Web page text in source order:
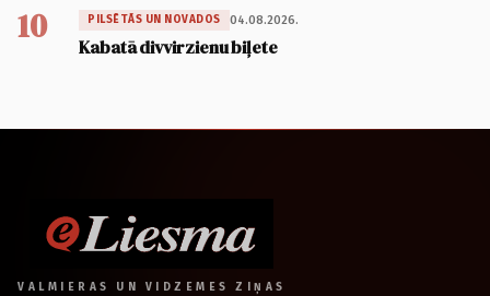
10 PILSĒTĀS UN NOVADOS 04.08.2026.
Kabatā divvirzienu biļete
VALMIERAS UN VIDZEMES ZIŅAS